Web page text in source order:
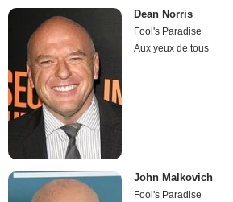
Dean Norris
Fool's Paradise
Aux yeux de tous
John Malkovich
Fool's Paradise